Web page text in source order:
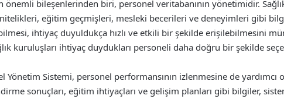
önemli bileşenlerinden biri, personel veritabanının yönetimidir.
nitelikleri, eğitim geçmişleri, mesleki becerileri ve deneyimleri gibi
ihtiyaç duyuldukça hızlı ve etkili bir şekilde erişilebilmesini
kuruluşları ihtiyaç duydukları personeli daha doğru bir şekilde
Yönetim Sistemi, personel performansının izlenmesine de yardımcı
sonuçları, eğitim ihtiyaçları ve gelişim planları gibi bilgiler,